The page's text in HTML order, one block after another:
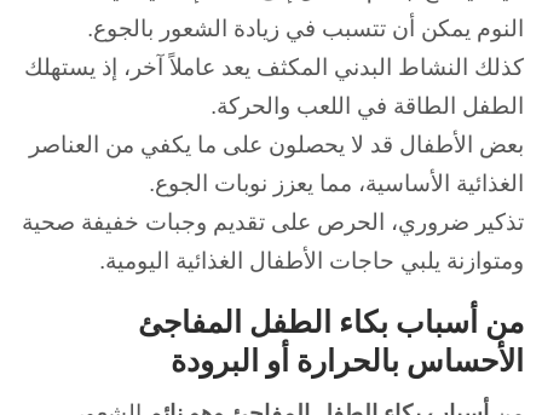
النوم يمكن أن تتسبب في زيادة الشعور بالجوع.
كذلك النشاط البدني المكثف يعد عاملاً آخر، إذ يستهلك
الطفل الطاقة في اللعب والحركة.
بعض الأطفال قد لا يحصلون على ما يكفي من العناصر
الغذائية الأساسية، مما يعزز نوبات الجوع.
تذكير ضروري، الحرص على تقديم وجبات خفيفة صحية
ومتوازنة يلبي حاجات الأطفال الغذائية اليومية.
من أسباب بكاء الطفل المفاجئ
الأحساس بالحرارة أو البرودة